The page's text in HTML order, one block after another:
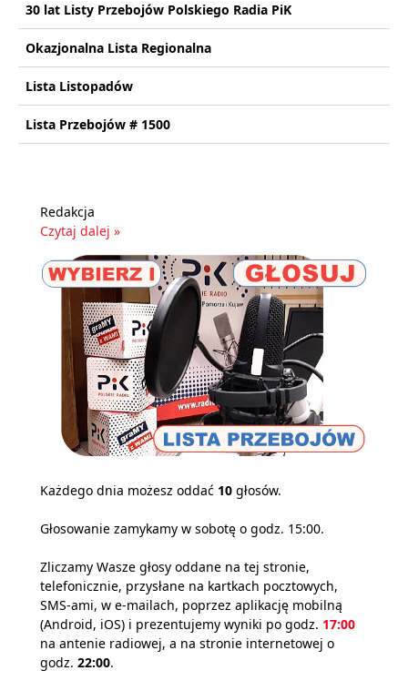
30 lat Listy Przebojów Polskiego Radia PiK
Okazjonalna Lista Regionalna
Lista Listopadów
Lista Przebojów # 1500
Redakcja
Czytaj dalej »
Każdego dnia możesz oddać 10 głosów.
Głosowanie zamykamy w sobotę o godz. 15:00.
Zliczamy Wasze głosy oddane na tej stronie,
telefonicznie, przysłane na kartkach pocztowych,
SMS-ami, w e-mailach, poprzez aplikację mobilną
(Android, iOS) i prezentujemy wyniki po godz. 17:00
na antenie radiowej, a na stronie internetowej o
godz. 22:00.